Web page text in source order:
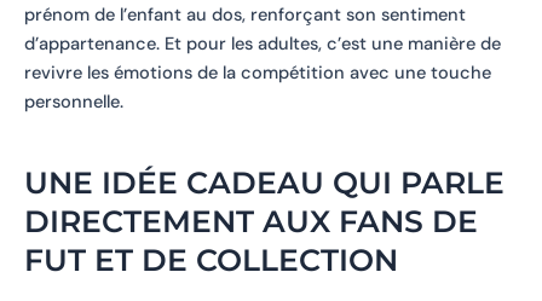
prénom de l’enfant au dos, renforçant son sentiment
d’appartenance. Et pour les adultes, c’est une manière de
revivre les émotions de la compétition avec une touche
personnelle.
UNE IDÉE CADEAU QUI PARLE
DIRECTEMENT AUX FANS DE
FUT ET DE COLLECTION